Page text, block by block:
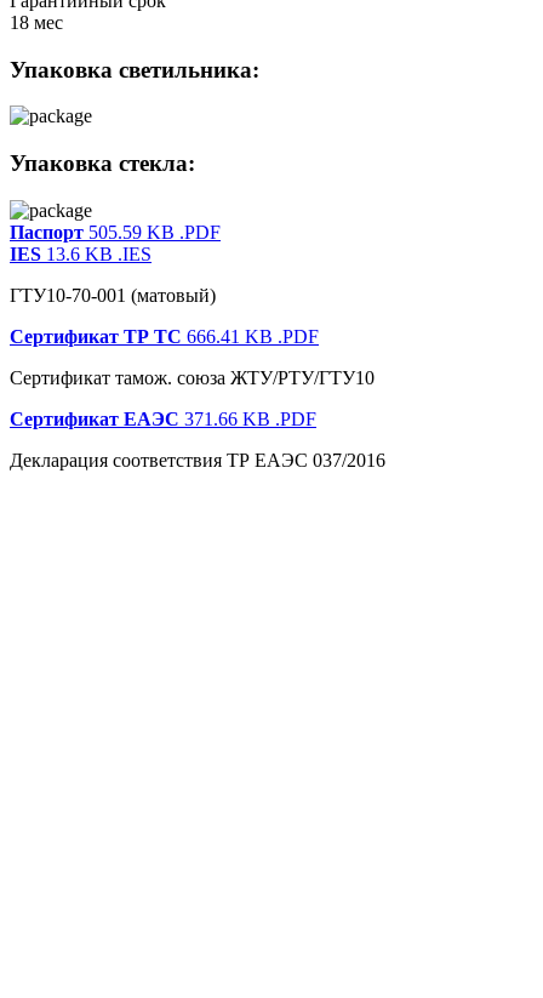
18 мес
Упаковка светильника:
Упаковка стекла:
Паспорт 505.59 KB .PDF
IES 13.6 KB .IES
ГТУ10-70-001 (матовый)
Сертификат ТР ТС 666.41 KB .PDF
Сертификат тамож. союза ЖТУ/РТУ/ГТУ10
Сертификат ЕАЭС 371.66 KB .PDF
Декларация соответствия ТР ЕАЭС 037/2016